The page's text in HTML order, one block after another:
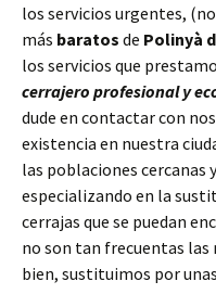
los servicios urgentes,
más baratos de Polinyà
los servicios que
cerrajero profesional y
dude en contactar con
existencia en nuestra
las poblaciones cercanas
especializando en la
cerrajas que se puedan
no son tan frecuentas
bien, sustituimos por